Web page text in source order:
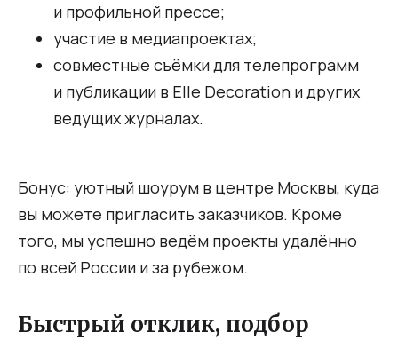
и профильной прессе;
участие в медиапроектах;
совместные съёмки для телепрограмм
и публикации в Elle Decoration и других
ведущих журналах.
Бонус: уютный шоурум в центре Москвы, куда
вы можете пригласить заказчиков. Кроме
того, мы успешно ведём проекты удалённо
по всей России и за рубежом.
Быстрый отклик, подбор